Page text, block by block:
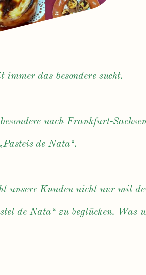
immer das besondere sucht.
nach Frankfurt-
de Nata“.
unsere Kunden nicht nur mit
de Nata“ zu beglücken.